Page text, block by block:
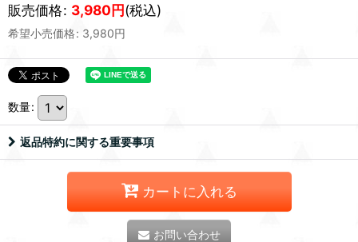
販売価格: 3,980円(税込)
希望小売価格: 3,980円
数量:
返品特約に関する重要事項
カートに入れる
お問い合わせ